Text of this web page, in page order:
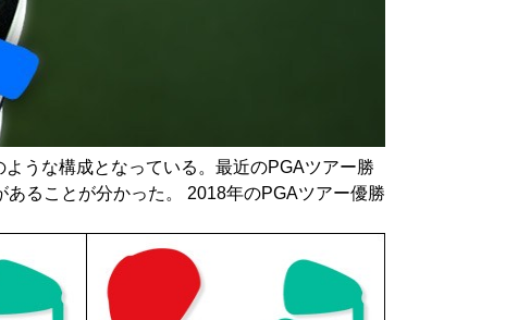
うな構成となっている。最近のPGAツアー勝
ることが分かった。 2018年のPGAツアー優勝